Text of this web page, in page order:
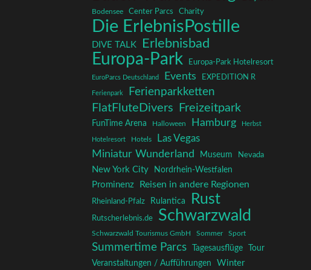
Bodensee Center Parcs Charity
Die ErlebnisPostille
DIVE TALK Erlebnisbad
Europa-Park Europa-Park Hotelresort
EuroParcs Deutschland Events EXPEDITION R
Ferienpark Ferienparkketten
FlatFluteDivers Freizeitpark
FunTime Arena Halloween Hamburg Herbst
Hotelresort Hotels
Las Vegas
Miniatur Wunderland
Museum Nevada
New York City Nordrhein-Westfalen
Prominenz Reisen in andere Regionen
Rheinland-Pfalz Rulantica Rust
Rutscherlebnis.de Schwarzwald
Schwarzwald Tourismus GmbH Sommer Sport
Summertime Parcs Tagesausflüge
Tour
Veranstaltungen / Aufführungen
Winter